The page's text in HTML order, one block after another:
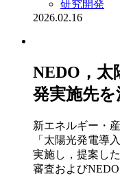
研究開発
2026.02.16
NEDO，太
発実施先を
新エネルギー・
「太陽光発電導
実施し，提案し
審査および